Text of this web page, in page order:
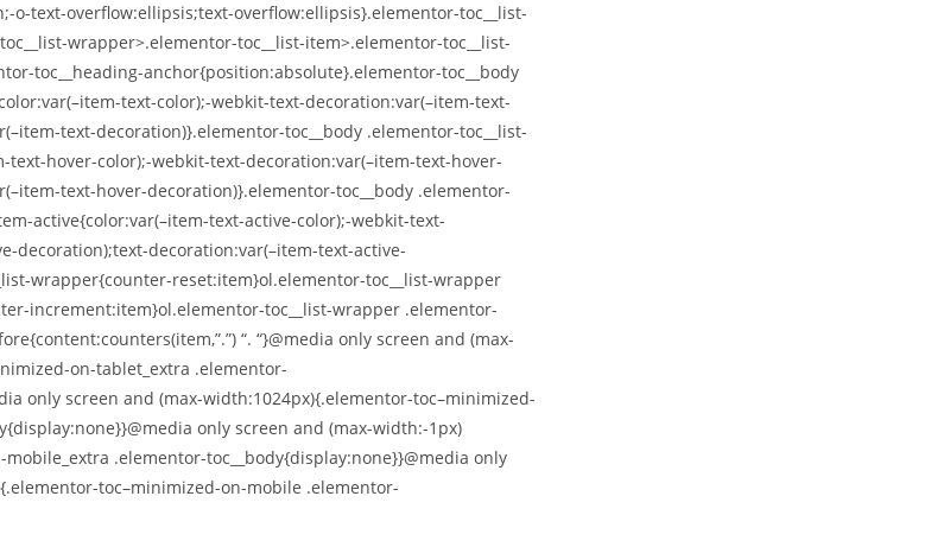
o-text-overflow:ellipsis;text-overflow:ellipsis}.elementor-toc__list-
wrapper>.elementor-toc__list-item>.elementor-toc__list-
toc__heading-anchor{position:absolute}.elementor-toc__body
text-color);-webkit-text-decoration:var(–item-text-
text-decoration)}.elementor-toc__body .elementor-toc__list-
text-hover-color);-webkit-text-decoration:var(–item-text-hover-
text-hover-decoration)}.elementor-toc__body .elementor-
active{color:var(–item-text-active-color);-webkit-text-
decoration);text-decoration:var(–item-text-active-
wrapper{counter-reset:item}ol.elementor-toc__list-wrapper
increment:item}ol.elementor-toc__list-wrapper .elementor-
“. “}@media only screen and (max-
on-tablet_extra .elementor-
only screen and (max-width:1024px){.elementor-toc–minimized-
only screen and (max-width:-1px)
.elementor-toc__body{display:none}}@media only
toc–minimized-on-mobile .elementor-